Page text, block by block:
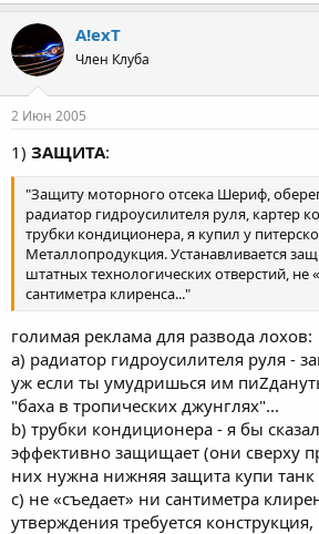
A!exT
Член Клуба
2 Июн 2005
1) ЗАЩИТА:
"Защиту моторного отсека Шериф,
радиатор гидроусилителя руля, картер
трубки кондиционера, я купил у
Металлопродукция. Устанавливается
штатных технологических отверстий, не
сантиметра клиренса..."
голимая реклама для развода лохов:
a) радиатор гидроусилителя руля -
уж если ты умудришься им
"баха в тропических джунглях"...
b) трубки кондиционера - я бы
эффективно защищает (они сверху
них нужна нижняя защита купи танк
c) не «съедает» ни сантиметра
утверждения требуется